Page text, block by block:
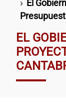
El
EL